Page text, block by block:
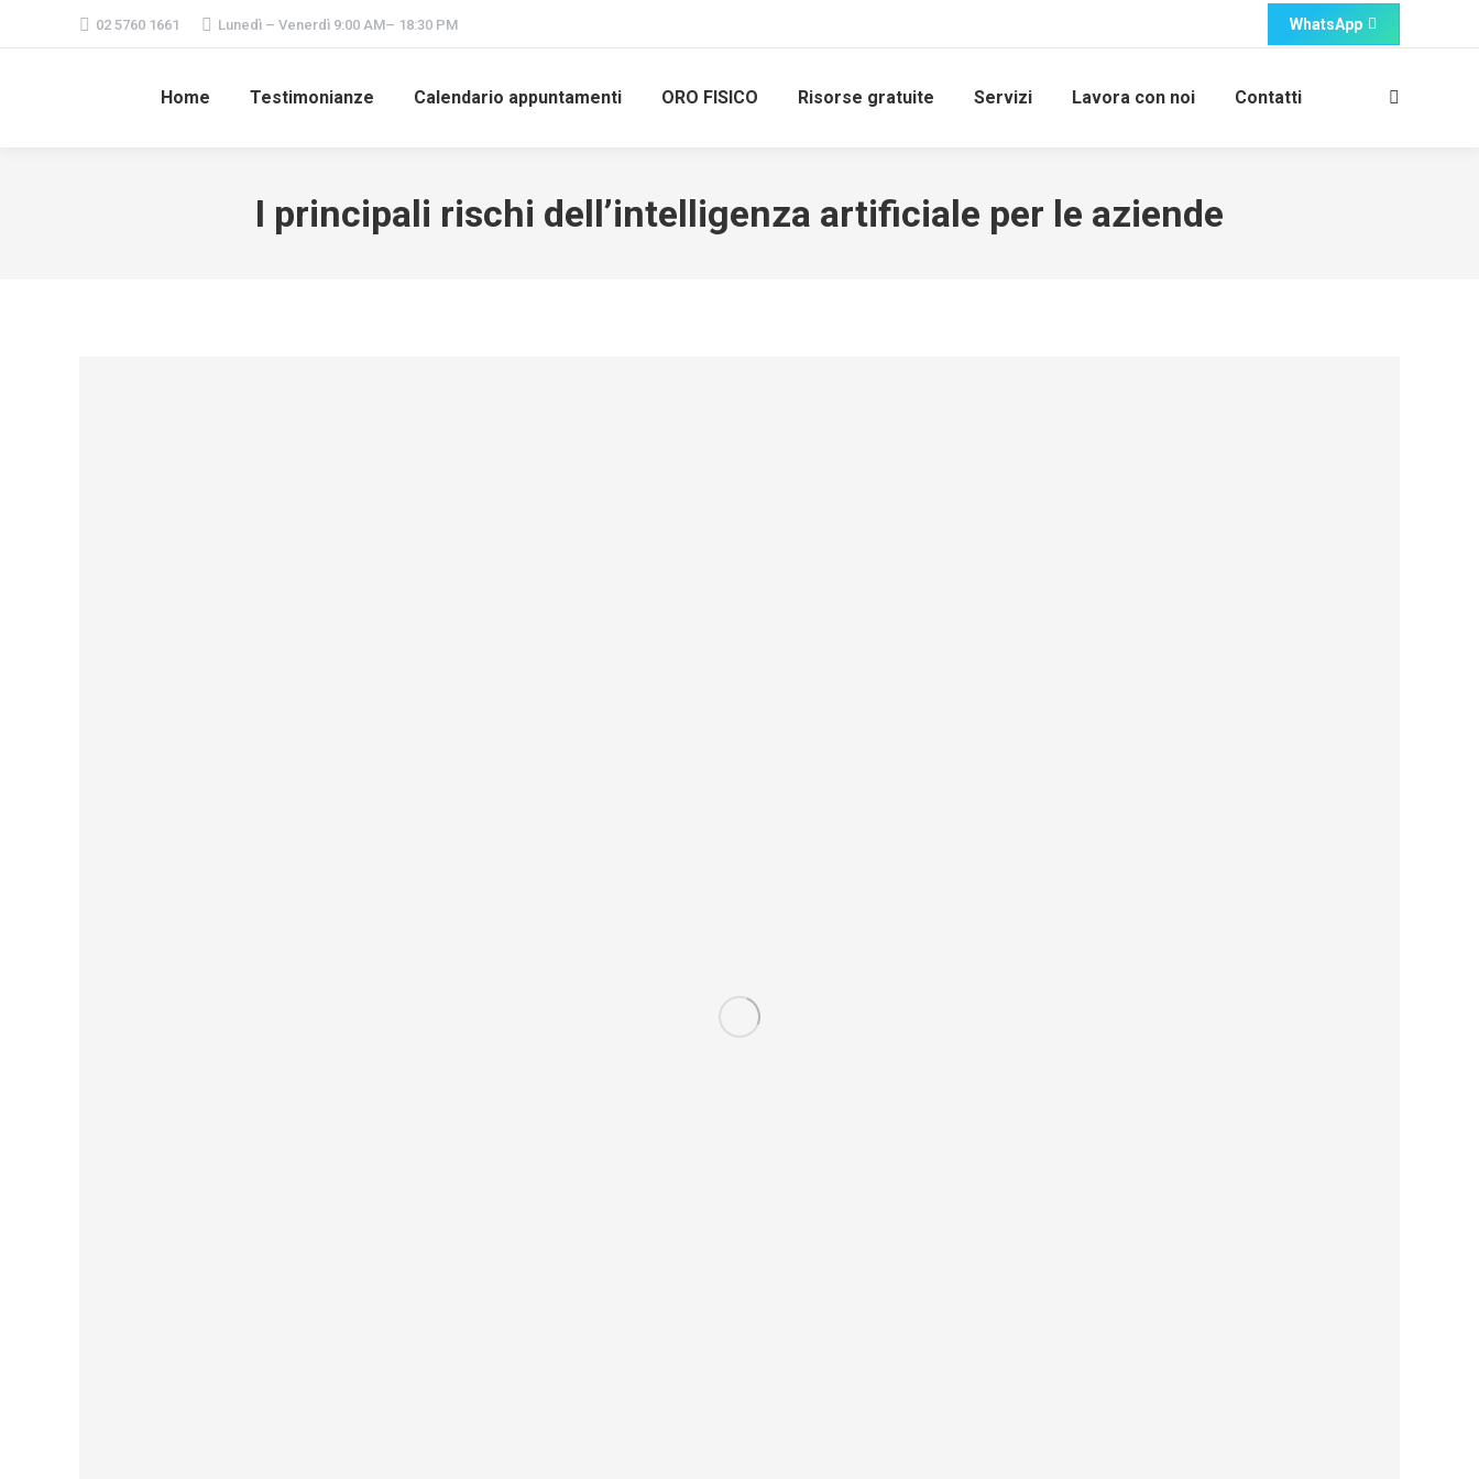
02 5760 1661 Lunedì – Venerdì 9:00 AM– 18:30 PM WhatsApp
Home Testimonianze Calendario appuntamenti ORO FISICO Risorse gratuite Servizi Lavora con noi Contatti Cerca:
I principali rischi dell’intelligenza artificiale per le aziende